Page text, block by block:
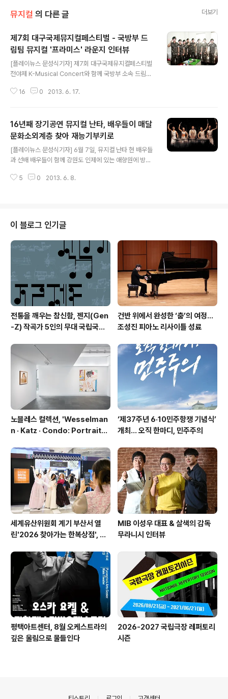
뮤지컬 의 다른 글 더보기
제7회 대구국제뮤지컬페스티벌 - 국방부 드
림팀 뮤지컬 '프라미스' 라운지 인터뷰
[플레이뉴스 문성식기자] 제7회 대구국제뮤지컬페스티벌
전야제 K-Musical Concert와 함께 국방부 소속 드림팀
국립극장 해오름극장에서의 첫공연, 2월 앙코르 공연과 3
페스티벌 전야제 K-Musical Concert를 2시간 남진 앞
둔 시각, 대구 코오롱야외음악당 내빈실에서 뮤지컬 프라
미스 팀의 라운드 인터뷰가 진행되었다. 참석자는 정윤학
병장(초신성 윤학), 정태우 예비역, 이현 일병, 주형태 일병
(지현우), 김무열 일병, 박정수 일병(슈퍼주니어 이특), 배
승길 상병, 김호영 일병 이렇게 총 8명. 이들은 이틀 전..
16 0 2013. 6. 17.
16년째 장기공연 뮤지컬 난타, 배우들이 매달
문화소외계층 찾아 재능기부키로
[플레이뉴스 문성식기자] 6월 7일, 뮤지컬 난타 현 배우들
과 선배 배우들이 함께 강원도 인제에 있는 애향원에 방문
께 진행했다. 16년동안 장기공연을 하며 국내외로 꾸준히
정로 난타전용극장 서울 3곳과 제주도 난타전용극장, 태국
방콕 난타전용극장까지 총 5곳에서 공연 중이다. 한편, '난
타'제작사 ㈜PMC프러덕션이 정동 경향아트힐 1층에서
오픈런으로 공연중인 '뮤직쇼웨딩'도 좌석기부를 하고 있
다. 나눔 문화의 확산과 저소득계층 및 한 부모가족, 다문화
가정 등 문화소외계층을 대상으로..
5 0 2013. 6. 8.
이 블로그 인기글
전통을 깨우는 참신함, 젠지(Gen
-Z) 작곡가 5인의 무대 국립국악
트'
건반 위에서 완성한 ‘춤’의 여정…
조성진 피아노 리사이틀 성료
노블레스 컬렉션, 'Wesselman
n · Katz · Condo: Portraits i
‘제37주년 6·10민주항쟁 기념식’
개최… 오직 한마디, 민주주의
세계유산위원회 계기 부산서 열
린'2026 찾아가는 한복상점', 역
MIB 이성우 대표 & 살색의 감독
무라니시 인터뷰
평택아트센터, 8월 오케스트라의
깊은 울림으로 물들인다
2026-2027 국립극장 레퍼토리
시즌